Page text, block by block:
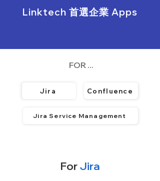
Linktech 首選企業 Apps
FOR ...
Jira Confluence
Jira Service Management
ForJira